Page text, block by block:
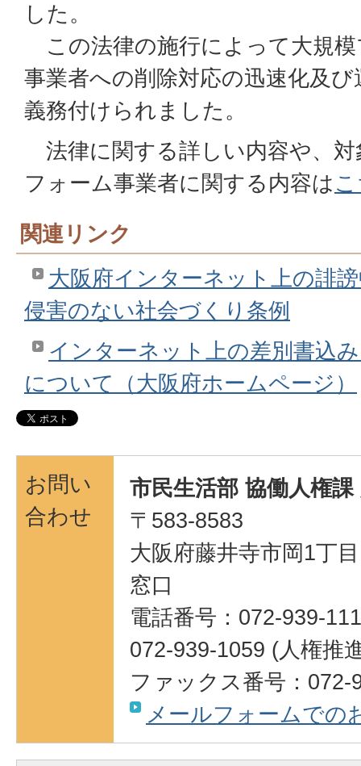
した。
この法律の施行によって大規
事業者への削除対応の迅速化及
義務付けられました。
法律に関する詳しい内容や、
フォーム事業者に関する内容は
関連リンク
大阪府インターネット上の誹
侵害のない社会づくり条例
インターネット上の差別書込
について（大阪府ホームページ）
お問い
合わせ
市民生活部 協働人権
〒583-8583
大阪府藤井寺市岡1丁
窓口
電話番号：072-939-
072-939-1059 (人権推
ファックス番号：072-
メールフォームでの